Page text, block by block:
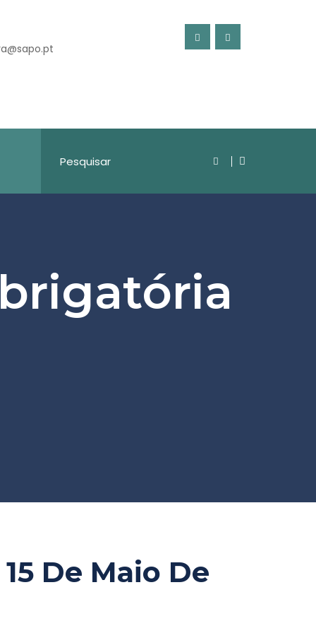
De Maio De